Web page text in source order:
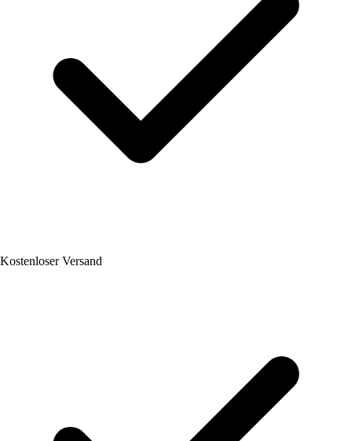
Kostenloser Versand